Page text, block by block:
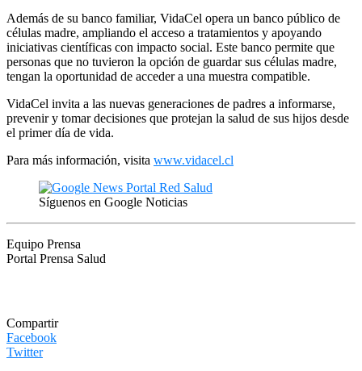
Además de su banco familiar, VidaCel opera un banco público de
células madre, ampliando el acceso a tratamientos y apoyando
iniciativas científicas con impacto social. Este banco permite que
personas que no tuvieron la opción de guardar sus células madre,
tengan la oportunidad de acceder a una muestra compatible.
VidaCel invita a las nuevas generaciones de padres a informarse,
prevenir y tomar decisiones que protejan la salud de sus hijos desde
el primer día de vida.
Para más información, visita www.vidacel.cl
Síguenos en Google Noticias
Equipo Prensa
Portal Prensa Salud
Compartir
Facebook
Twitter